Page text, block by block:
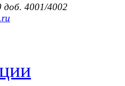
доб. 4001/4002